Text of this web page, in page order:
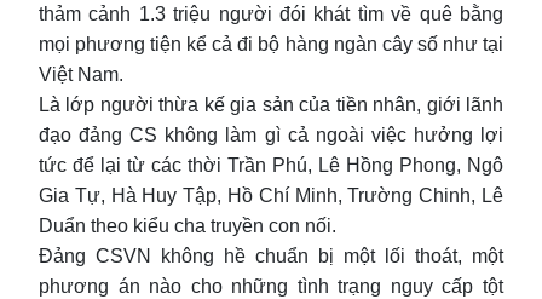
thảm cảnh 1.3 triệu người đói khát tìm về quê bằng
mọi phương tiện kể cả đi bộ hàng ngàn cây số như tại
Việt Nam.
Là lớp người thừa kế gia sản của tiền nhân, giới lãnh
đạo đảng CS không làm gì cả ngoài việc hưởng lợi
tức để lại từ các thời Trần Phú, Lê Hồng Phong, Ngô
Gia Tự, Hà Huy Tập, Hồ Chí Minh, Trường Chinh, Lê
Duẩn theo kiểu cha truyền con nối.
Đảng CSVN không hề chuẩn bị một lối thoát, một
phương án nào cho những tình trạng nguy cấp tột